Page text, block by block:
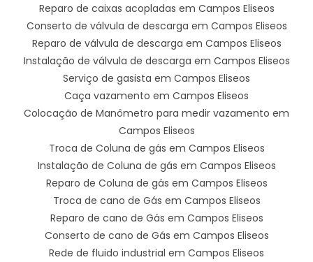
Reparo de caixas acopladas em Campos Eliseos
Conserto de válvula de descarga em Campos Eliseos
Reparo de válvula de descarga em Campos Eliseos
Instalação de válvula de descarga em Campos Eliseos
Serviço de gasista em Campos Eliseos
Caça vazamento em Campos Eliseos
Colocação de Manômetro para medir vazamento em
Campos Eliseos
Troca de Coluna de gás em Campos Eliseos
Instalação de Coluna de gás em Campos Eliseos
Reparo de Coluna de gás em Campos Eliseos
Troca de cano de Gás em Campos Eliseos
Reparo de cano de Gás em Campos Eliseos
Conserto de cano de Gás em Campos Eliseos
Rede de fluido industrial em Campos Eliseos